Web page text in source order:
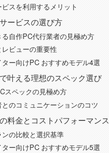
スを利用するメリット
ービスの選び方
自作PC代行業者の見極め方
ビューの重要性
ター向けPC おすすめモデル4選
叶える理想のスペック選び
スペックの見極め方
のコミュニケーションのコツ
料金とコストパフォーマンス
の比較と選択基準
ター向けPC おすすめモデル5選